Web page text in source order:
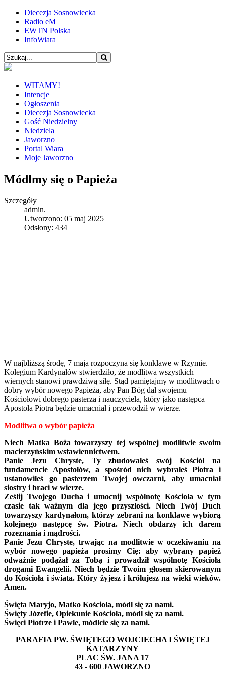
Diecezja Sosnowiecka
Radio eM
EWTN Polska
InfoWiara
WITAMY!
Intencje
Ogłoszenia
Diecezja Sosnowiecka
Gość Niedzielny
Niedziela
Jaworzno
Portal Wiara
Moje Jaworzno
Módlmy się o Papieża
Szczegóły
admin.
Utworzono: 05 maj 2025
Odsłony: 434
W najbliższą środę, 7 maja rozpoczyna się konklawe w Rzymie.
Kolegium Kardynałów stwierdziło, że modlitwa wszystkich
wiernych stanowi prawdziwą siłę. Stąd pamiętajmy w modlitwach o
dobry wybór nowego Papieża, aby Pan Bóg dał swojemu
Kościołowi dobrego pasterza i nauczyciela, który jako następca
Apostoła Piotra będzie umacniał i przewodził w wierze.
Modlitwa o wybór papieża
Niech Matka Boża towarzyszy tej wspólnej modlitwie swoim
macierzyńskim wstawiennictwem.
Panie Jezu Chryste, Ty zbudowałeś swój Kościół na
fundamencie Apostołów, a spośród nich wybrałeś Piotra i
ustanowiłeś go pasterzem Twojej owczarni, aby umacniał
siostry i braci w wierze.
Ześlij Twojego Ducha i umocnij wspólnotę Kościoła w tym
czasie tak ważnym dla jego przyszłości. Niech Twój Duch
towarzyszy kardynałom, którzy zebrani na konklawe wybiorą
kolejnego następcę św. Piotra. Niech obdarzy ich darem
rozeznania i mądrości.
Panie Jezu Chryste, trwając na modlitwie w oczekiwaniu na
wybór nowego papieża prosimy Cię: aby wybrany papież
odważnie podążał za Tobą i prowadził wspólnotę Kościoła
drogami Ewangelii. Niech będzie Twoim głosem skierowanym
do Kościoła i świata. Który żyjesz i królujesz na wieki wieków.
Amen.
Święta Maryjo, Matko Kościoła, módl się za nami.
Święty Józefie, Opiekunie Kościoła, módl się za nami.
Święci Piotrze i Pawle, módlcie się za nami.
PARAFIA PW. ŚWIĘTEGO WOJCIECHA I ŚWIĘTEJ
KATARZYNY
PLAC ŚW. JANA 17
43 - 600 JAWORZNO